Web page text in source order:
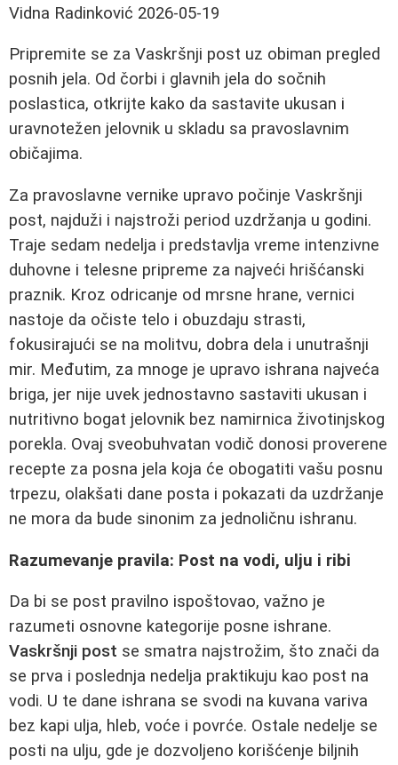
Vidna Radinković 2026-05-19
Pripremite se za Vaskršnji post uz obiman pregled
posnih jela. Od čorbi i glavnih jela do sočnih
poslastica, otkrijte kako da sastavite ukusan i
uravnotežen jelovnik u skladu sa pravoslavnim
običajima.
Za pravoslavne vernike upravo počinje Vaskršnji
post, najduži i najstroži period uzdržanja u godini.
Traje sedam nedelja i predstavlja vreme intenzivne
duhovne i telesne pripreme za najveći hrišćanski
praznik. Kroz odricanje od mrsne hrane, vernici
nastoje da očiste telo i obuzdaju strasti,
fokusirajući se na molitvu, dobra dela i unutrašnji
mir. Međutim, za mnoge je upravo ishrana najveća
briga, jer nije uvek jednostavno sastaviti ukusan i
nutritivno bogat jelovnik bez namirnica životinjskog
porekla. Ovaj sveobuhvatan vodič donosi proverene
recepte za posna jela koja će obogatiti vašu posnu
trpezu, olakšati dane posta i pokazati da uzdržanje
ne mora da bude sinonim za jednoličnu ishranu.
Razumevanje pravila: Post na vodi, ulju i ribi
Da bi se post pravilno ispoštovao, važno je
razumeti osnovne kategorije posne ishrane.
Vaskršnji post se smatra najstrožim, što znači da
se prva i poslednja nedelja praktikuju kao post na
vodi. U te dane ishrana se svodi na kuvana variva
bez kapi ulja, hleb, voće i povrće. Ostale nedelje se
posti na ulju, gde je dozvoljeno korišćenje biljnih